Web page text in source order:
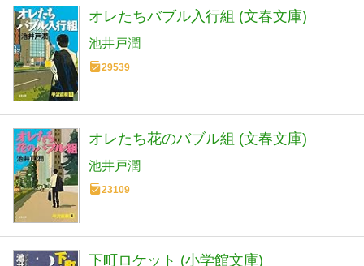
オレたちバブル入行組 (文春文庫)
池井戸潤
29539
オレたち花のバブル組 (文春文庫)
池井戸潤
23109
下町ロケット (小学館文庫)